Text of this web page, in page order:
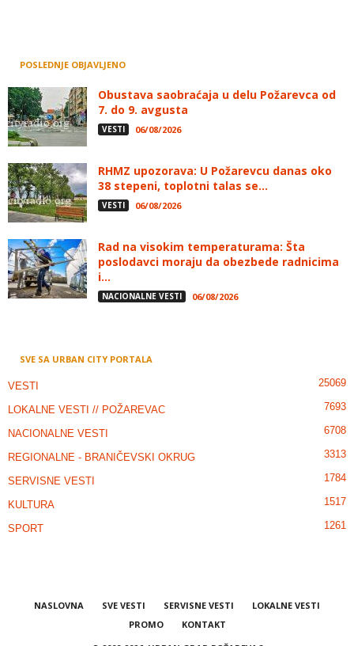
POSLEDNJE OBJAVLJENO
Obustava saobraćaja u delu Požarevca od
7. do 9. avgusta
VESTI 06/08/2026
RHMZ upozorava: U Požarevcu danas oko
38 stepeni, toplotni talas se...
VESTI 06/08/2026
Rad na visokim temperaturama: Šta
poslodavci moraju da obezbede radnicima
i...
NACIONALNE VESTI 06/08/2026
SVE SA URBAN CITY PORTALA
VESTI 25069
LOKALNE VESTI // POŽAREVAC 7693
NACIONALNE VESTI 6708
REGIONALNE - BRANIČEVSKI OKRUG 3313
SERVISNE VESTI 1784
KULTURA 1517
SPORT 1261
NASLOVNA SVE VESTI SERVISNE VESTI
LOKALNE VESTI
PROMO
KONTAKT